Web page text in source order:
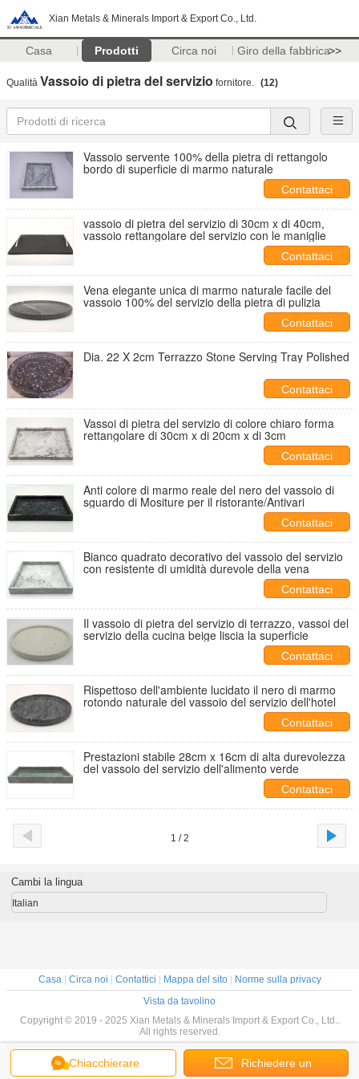
Xian Metals & Minerals Import & Export Co., Ltd.
Casa Prodotti Circa noi Giro della fabbrica>>
Qualità Vassoio di pietra del servizio fornitore. (12)
Vassoio servente 100% della pietra di rettangolo
bordo di superficie di marmo naturale
Contattaci
vassoio di pietra del servizio di 30cm x di 40cm,
vassoio rettangolare del servizio con le maniglie
Contattaci
Vena elegante unica di marmo naturale facile del
vassoio 100% del servizio della pietra di pulizia
Contattaci
Dia. 22 X 2cm Terrazzo Stone Serving Tray Polished
Contattaci
Vassoi di pietra del servizio di colore chiaro forma
rettangolare di 30cm x di 20cm x di 3cm
Contattaci
Anti colore di marmo reale del nero del vassoio di
sguardo di Mositure per il ristorante/Antivari
Contattaci
Bianco quadrato decorativo del vassoio del servizio
con resistente di umidità durevole della vena
Contattaci
Il vassoio di pietra del servizio di terrazzo, vassoi del
servizio della cucina beige liscia la superficie
Contattaci
Rispettoso dell'ambiente lucidato il nero di marmo
rotondo naturale del vassoio del servizio dell'hotel
Contattaci
Prestazioni stabile 28cm x 16cm di alta durevolezza
del vassoio del servizio dell'alimento verde
Contattaci
1 / 2
Chiacchierare Richiedere un
Cambi la lingua
Italian
Casa| Circa noi Contattici Mappa del sito|
Norme sulla privacy
Vista da tavolino
Copyright © 2019 - 2025 Xian Metals & Minerals Import & Export Co., Ltd..
All rights reserved.